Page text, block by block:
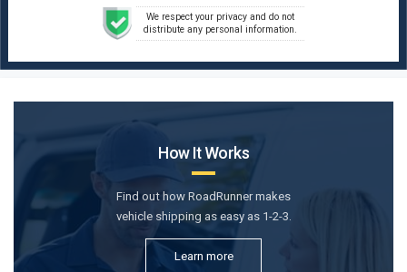
We respect your privacy and do not
distribute any personal information.
How It Works
Find out how RoadRunner makes
vehicle shipping as easy as 1-2-3.
Learn more